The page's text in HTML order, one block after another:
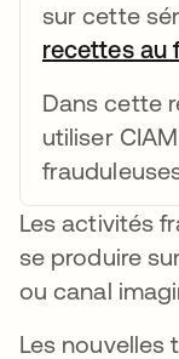
sur cette
recettes au
Dans cette
utiliser
Les activités
se produire
ou canal
Les